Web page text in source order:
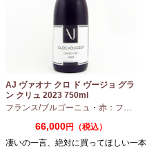
AJ ヴァオナ クロ ド ヴージョ グラ
ン クリュ 2023 750ml
フランス/ブルゴーニュ ・ 赤：フルボディ
66,000円（税込）
凄いの一言、絶対に買ってほしい一本